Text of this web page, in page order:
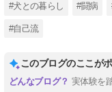
#犬との暮らし #闘病
#自己流
このブログのここが
実体験を